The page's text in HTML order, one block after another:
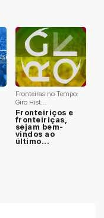
Fronteiras no Tempo:
Giro Hist...
Fronteiriços e
fronteiriças,
sejam bem-
vindos ao
último...